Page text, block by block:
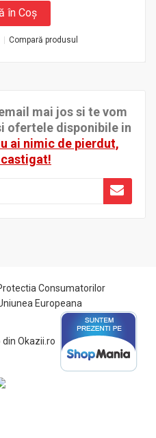
în Coş
Compară produsul
mai jos si te vom
ofertele disponibile in
ai nimic de pierdut,